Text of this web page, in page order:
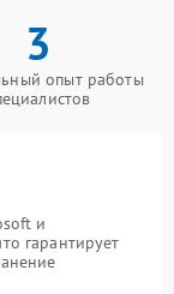
3
опыт работы
и
гарантирует